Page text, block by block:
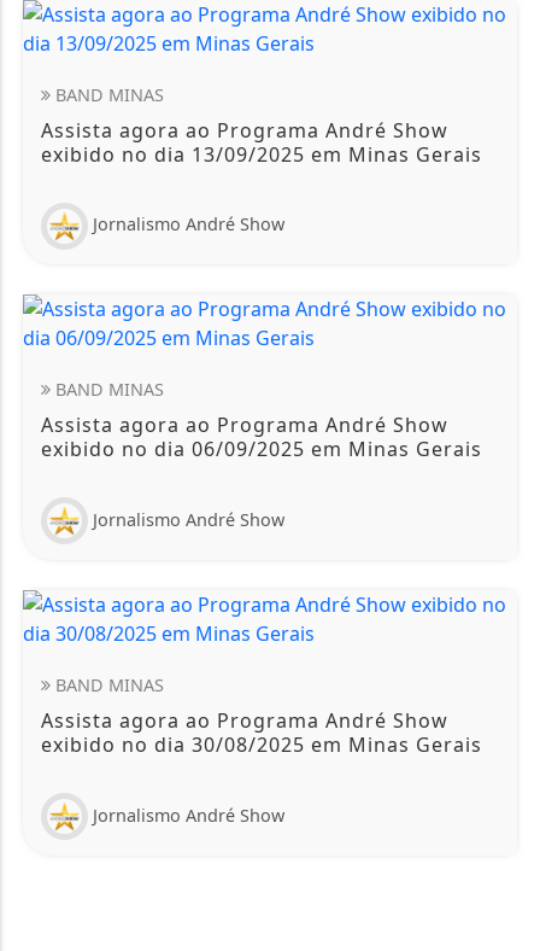
BAND MINAS
Assista agora ao Programa André Show
exibido no dia 13/09/2025 em Minas Gerais
Jornalismo André Show
BAND MINAS
Assista agora ao Programa André Show
exibido no dia 06/09/2025 em Minas Gerais
Jornalismo André Show
BAND MINAS
Assista agora ao Programa André Show
exibido no dia 30/08/2025 em Minas Gerais
Jornalismo André Show